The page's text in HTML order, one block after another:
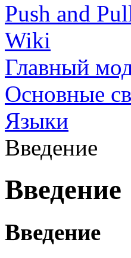
Push and
Wiki
Главный
Основные
Языки
Введение
Введение
Введение